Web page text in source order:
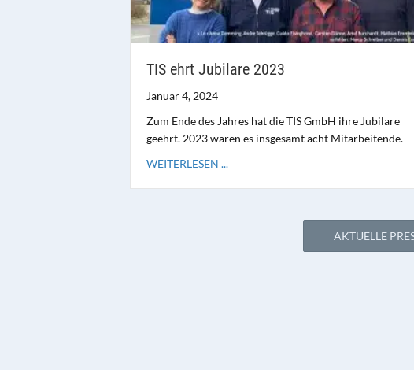
TIS ehrt Jubilare 2023
Januar 4, 2024
Zum Ende des Jahres hat die TIS GmbH ihre Jubilare
geehrt. 2023 waren es insgesamt acht Mitarbeitende.
WEITERLESEN ...
AKTUELLE